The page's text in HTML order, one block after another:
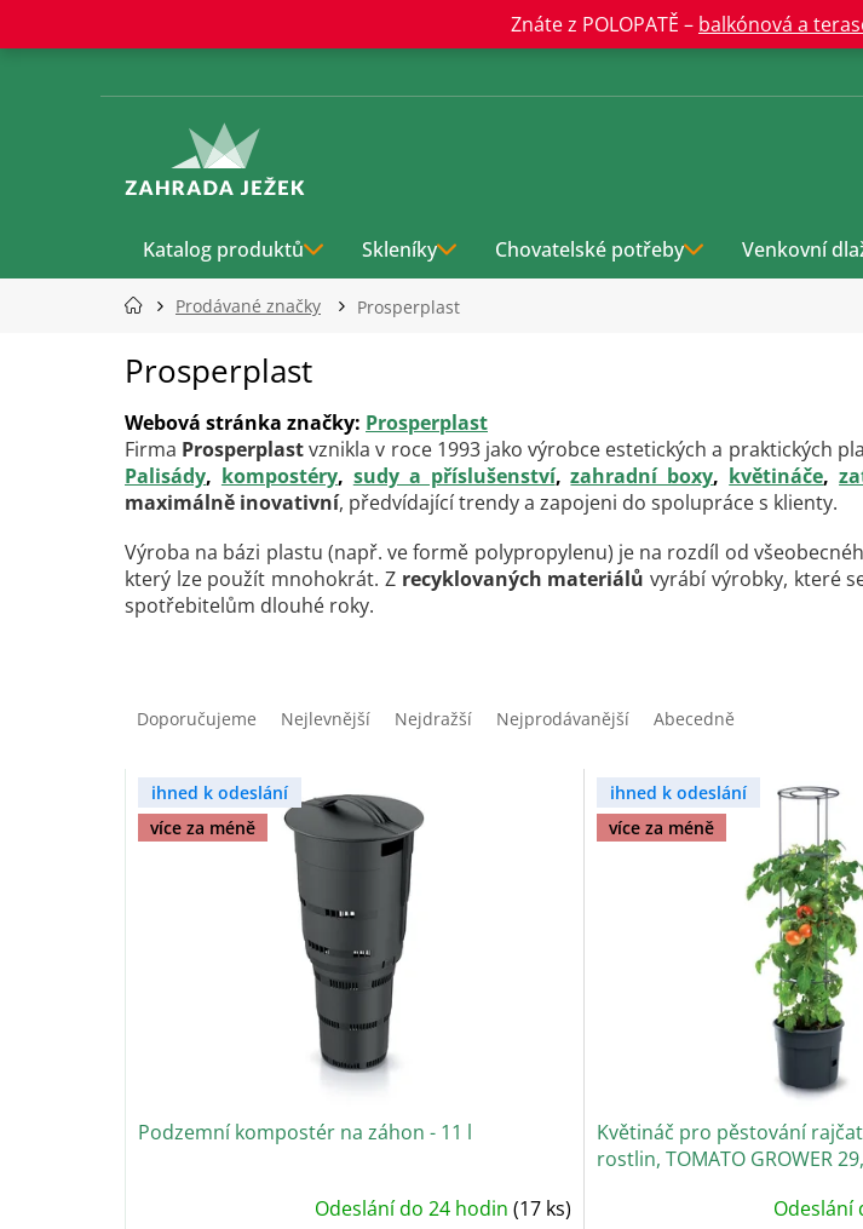
obsah
Znáte z POLOPATĚ – balkónová a
Katalog produktů Skleníky Chovatelské potřeby Venkovní
Prodávané značky Prosperplast
Prosperplast
Webová stránka značky: Prosperplast
Firma Prosperplastvznikla v roce 1993 jako výrobce estetických a praktických
Palisády, kompostéry, sudy a příslušenství, zahradní boxy, květináče,
maximálně inovativní, předvídající trendy a zapojeni do spolupráce s klienty.
Výroba na bázi plastu (např. ve formě polypropylenu) je na rozdíl od
který lze použít mnohokrát. Z recyklovaných materiálůvyrábí výrobky, které
spotřebitelům dlouhé roky.
e
Doporučujeme Nejlevnější Nejdražší Nejprodávanější Abecedně
V
ihned k odeslání
více za méně
Podzemní kompostér na záhon - 11 l
Odeslání do 24 hodin (17 ks)
ihned k odeslání
více za méně
Květináč pro pěstování
rostlin, TOMATO GROWER
Odeslání